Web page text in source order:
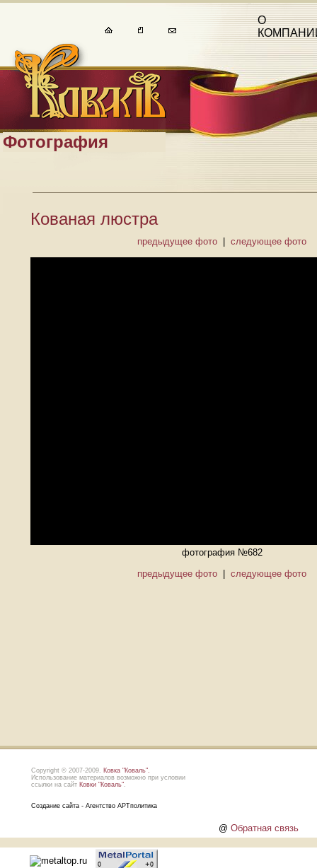
Фотография
О
Кованая люстра
предыдущее фото |следующее фото
фотография №682
предыдущее фото |следующее фото
Copyright © 2007-2009. Ковка "Коваль".
Использование материалов возможно при условии
ссылки на сайт Ковки "Коваль".
Создание сайта - Агентство АРТполитика
@ Обратная связь